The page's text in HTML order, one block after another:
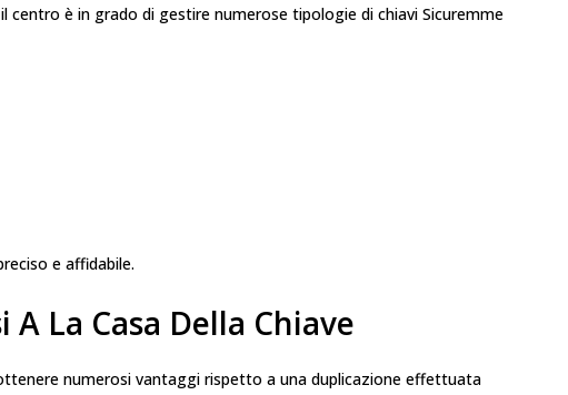
centro è in grado di gestire numerose tipologie di chiavi Sicuremme
e affidabile.
La Casa Della Chiave
numerosi vantaggi rispetto a una duplicazione effettuata